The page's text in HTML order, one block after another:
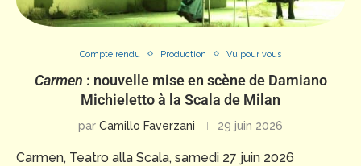
Compte rendu Production Vu pour vous
Carmen : nouvelle mise en scène de Damiano
Michieletto à la Scala de Milan
par Camillo Faverzani 29 juin 2026
Carmen, Teatro alla Scala, samedi 27 juin 2026